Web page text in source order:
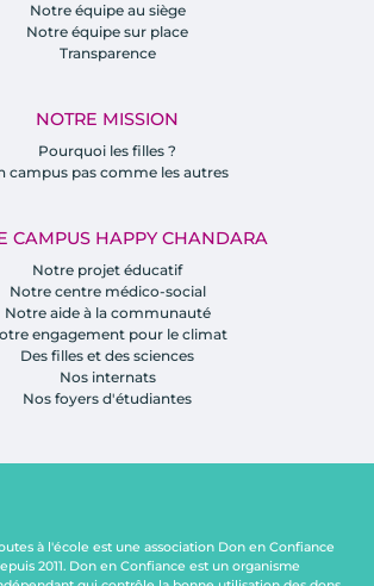
Notre équipe au siège
Notre équipe sur place
Transparence
NOTRE MISSION
Pourquoi les filles ?
campus pas comme les autres
CAMPUS HAPPY CHANDARA
Notre projet éducatif
Notre centre médico-social
Notre aide à la communauté
engagement pour le climat
Des filles et des sciences
Nos internats
Nos foyers d'étudiantes
à l'école est une association Don en Confiance
2011. Don en Confiance est un organisme